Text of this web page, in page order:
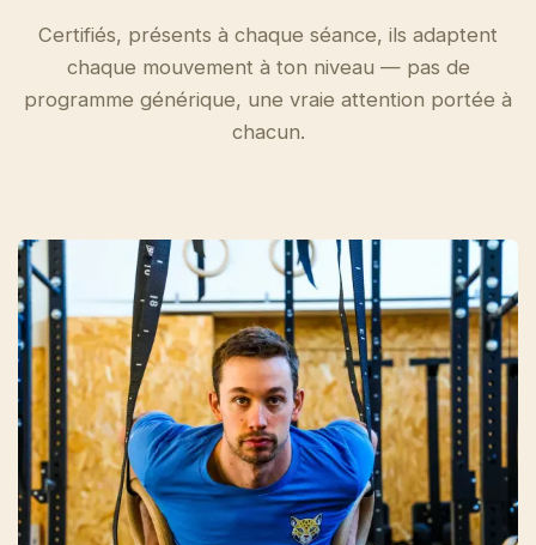
Certifiés, présents à chaque séance, ils adaptent
chaque mouvement à ton niveau — pas de
programme générique, une vraie attention portée à
chacun.